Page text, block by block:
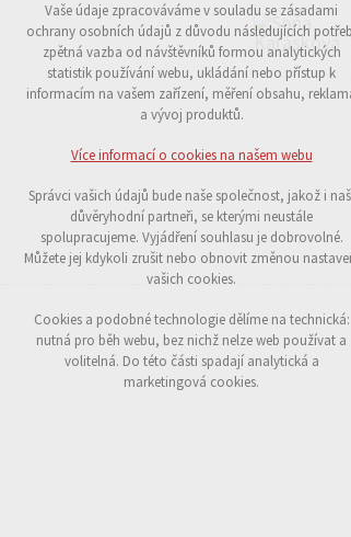
Technická cookies
nutná pro provozování webu
udržení kontextu stránek (session): případná
přihlášení, volby jazyka, apod.
Volitelná cookies
analytická pro anonymizované vyhodnocení
návštěvnosti
marketingová cookies (Google)
Více informací o cookies na našem webu
Odmítnout vše
Vaše údaje zpracováváme v souladu se zásadami
ochrany osobních údajů z důvodu následujících
zpětná vazba od návštěvníků formou analytických
statistik používání webu, ukládání nebo přístup k
informacím na vašem zařízení, měření obsahu,
a vývoj produktů.
Více informací o cookies na našem webu
Správci vašich údajů bude naše společnost, jakož i
důvěryhodní partneři, se kterými neustále
spolupracujeme. Vyjádření souhlasu je dobrovolné.
Můžete jej kdykoli zrušit nebo obnovit změnou
vašich cookies.
Cookies a podobné technologie dělíme na technická:
nutná pro běh webu, bez nichž nelze web používat a
volitelná. Do této části spadají analytická a
marketingová cookies.